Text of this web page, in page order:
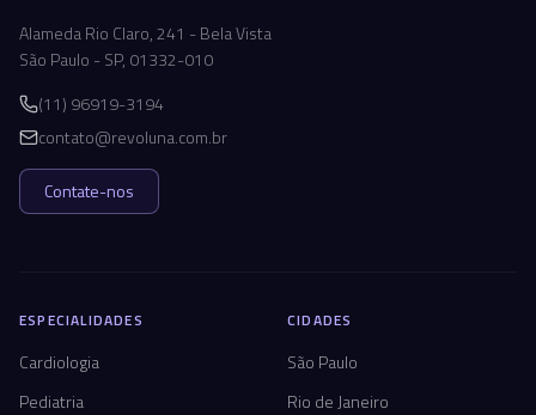
Alameda Rio Claro, 241 - Bela Vista
São Paulo - SP, 01332-010
(11) 96919-3194
contato@revoluna.com.br
Contate-nos
ESPECIALIDADES
Cardiologia
Pediatria
CIDADES
São Paulo
Rio de Janeiro